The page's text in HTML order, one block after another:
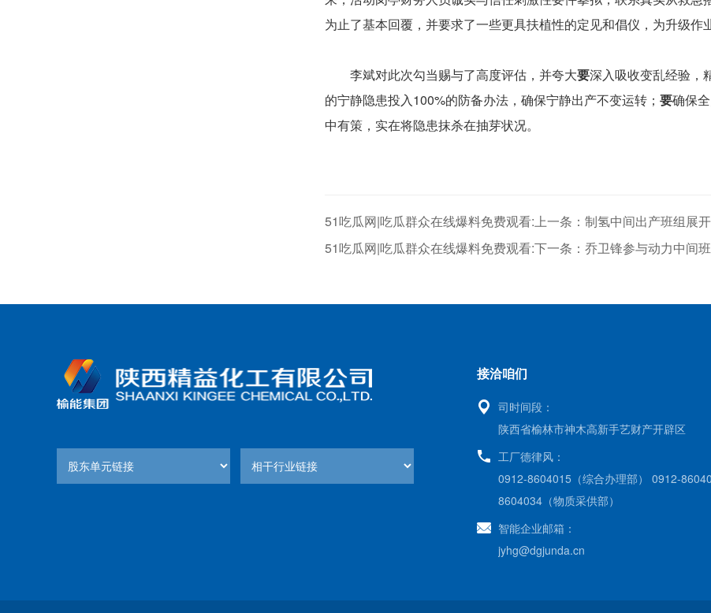
为止了基本回覆，并要求了一些更具扶植性的定见和倡仪，为升级作
李斌对此次勾当赐与了高度评估，并夸大要深入吸收变乱经验，
的宁静隐患投入100%的防备办法，确保宁静出产不变运转； 要确保
中有策，实在将隐患抹杀在抽芽状况。
51吃瓜网|吃瓜群众在线爆料免费观看:上一条：制氢中间出产班组展
51吃瓜网|吃瓜群众在线爆料免费观看:下一条：乔卫锋参与动力中间
接洽咱们
司时间段：
陕西省榆林市神木高新手艺财产开辟区
工厂德律风：
0912-8604015（综合办理部） 0912-
8604034（物质采供部）
智能企业邮箱：
jyhg@dgjunda.cn